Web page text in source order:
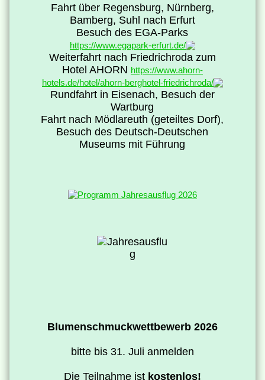
Fahrt über Regensburg, Nürnberg,
Bamberg, Suhl nach Erfurt
Besuch des EGA-Parks
https://www.egapark-erfurt.de/
Weiterfahrt nach Friedrichroda zum
Hotel AHORN https://www.ahorn-
hotels.de/hotel/ahorn-berghotel-friedrichroda/
Rundfahrt in Eisenach, Besuch der
Wartburg
Fahrt nach Mödlareuth (geteiltes Dorf),
Besuch des Deutsch-Deutschen
Museums mit Führung
Blumenschmuckwettbewerb 2026
bitte bis 31. Juli anmelden
Die Teilnahme ist kostenlos!